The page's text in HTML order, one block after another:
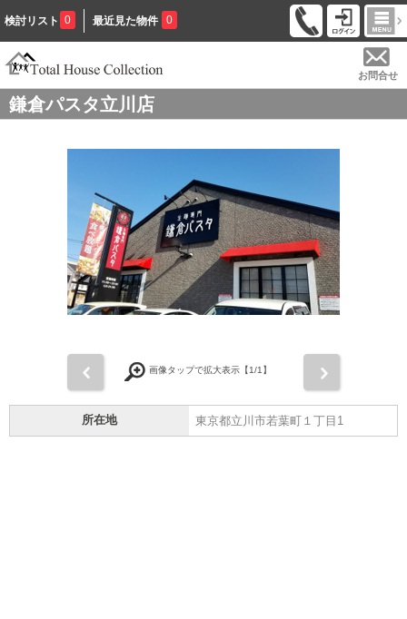
検討リスト 0 最近見た物件 0
お問合せ
鎌倉パスタ立川店
画像タップで拡大表示【1/1】
所在地 東京都立川市若葉町１丁目1